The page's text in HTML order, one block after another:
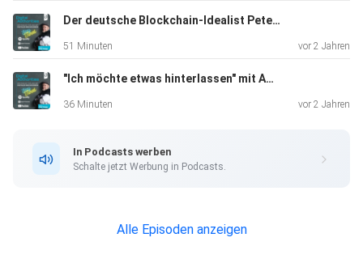
Der deutsche Blockchain-Idealist Peter Grosskopf -Teil 1
51 Minuten vor 2 Jahren
"Ich möchte etwas hinterlassen" mit Amadeus Thüner - Teil 2
36 Minuten vor 2 Jahren
In Podcasts werben
Schalte jetzt Werbung in Podcasts.
Alle Episoden anzeigen